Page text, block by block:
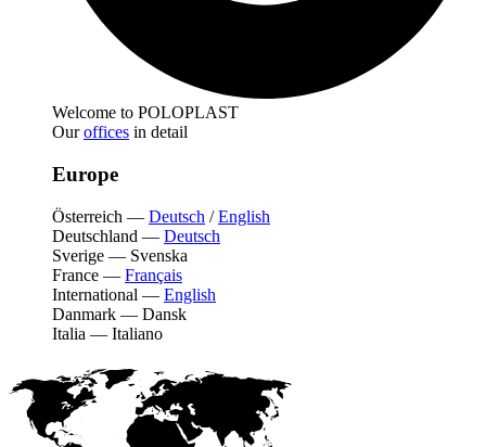
Welcome to POLOPLAST
Ouroffices in detail
Europe
Österreich — Deutsch /English
Deutschland — Deutsch
Sverige — Svenska
France — Français
International — English
Danmark — Dansk
Italia — Italiano